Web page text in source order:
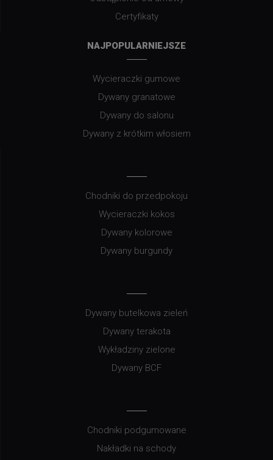
Certyfikaty
NAJPOPULARNIEJSZE
Wycieraczki gumowe
Dywany granatowe
Dywany do salonu
Dywany z krótkim włosiem
Chodniki do przedpokoju
Wycieraczki kokos
Dywany kolorowe
Dywany burgundy
Dywany butelkowa zieleń
Dywany terakota
Wykładziny zielone
Dywany BCF
Chodniki podgumowane
Nakładki na schody